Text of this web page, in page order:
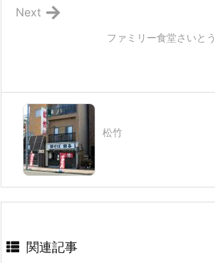
ファミリー食堂さいとう
Next
松竹
関連記事